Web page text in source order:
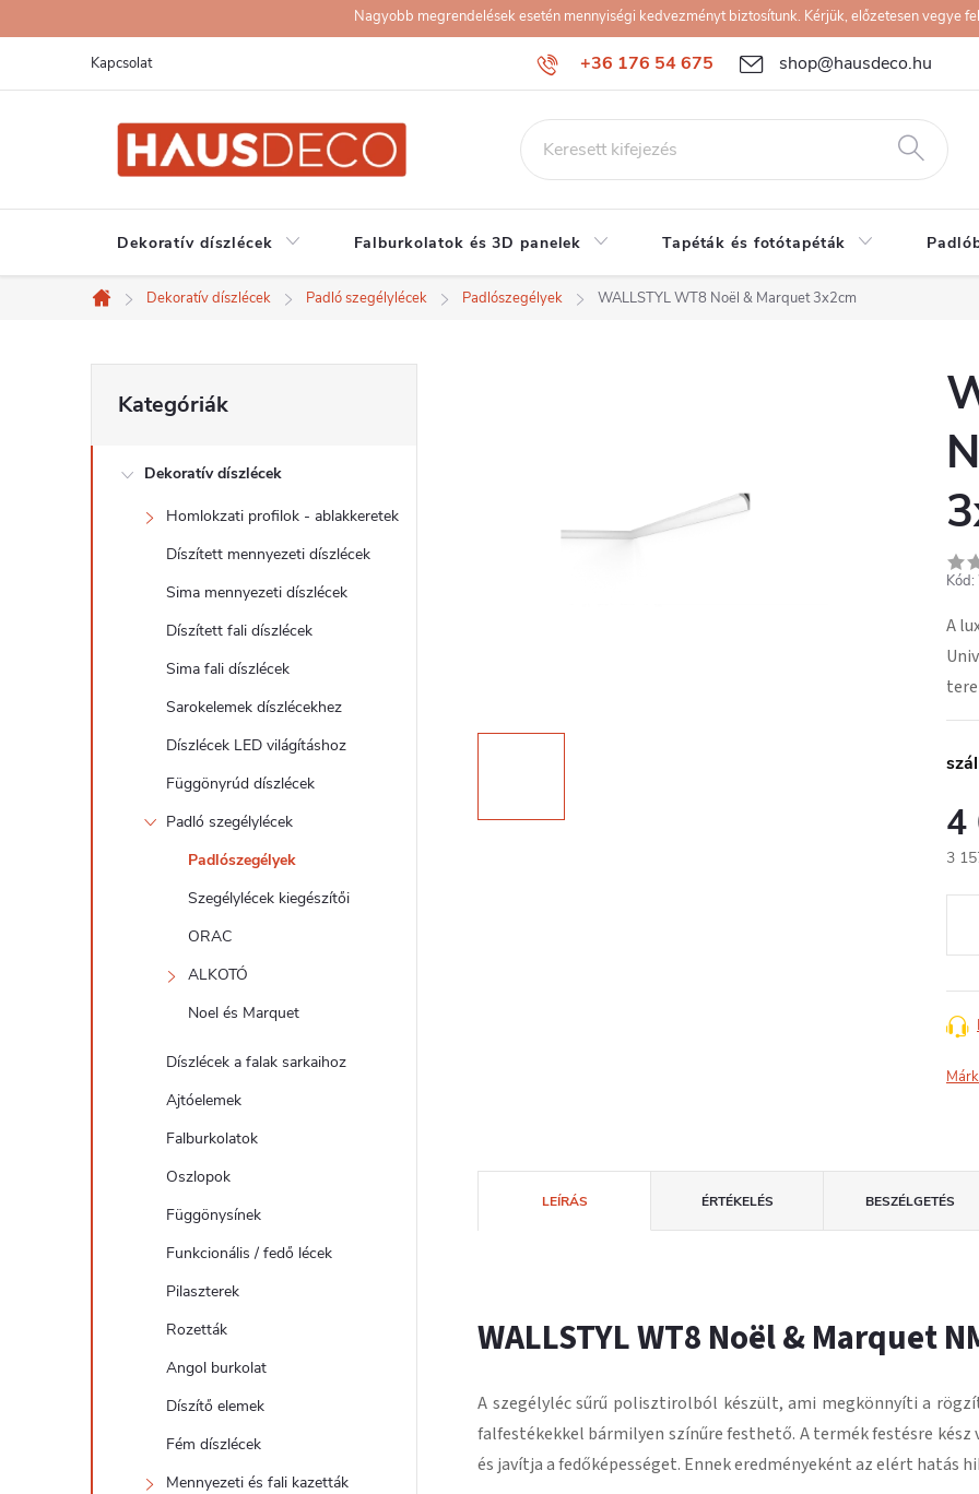
a
Nagyobb megrendelések esetén mennyiségi kedvezményt biztosítunk. Kérjük, előzetesen vegye
+36 176 54 675 shop@hausdeco.hu
Kapcsolat
Dekoratív díszlécek Falburkolatok és 3D panelek Tapéták és fotótapéták
Kezdőlap
Dekoratív díszlécek Padló szegélylécek Padlószegélyek WALLSTYL WT8 Noël & Marquet 3x2cm
O
l
átugrása
Kategóriák
Dekoratív díszlécek
Homlokzati profilok - ablakkeretek
Díszített mennyezeti díszlécek
Sima mennyezeti díszlécek
Díszített fali díszlécek
Sima fali díszlécek
Sarokelemek díszlécekhez
Díszlécek LED világításhoz
Függönyrúd díszlécek
Padló szegélylécek
Padlószegélyek
Szegélylécek kiegészítői
ORAC
ALKOTÓ
Noel és Marquet
Díszlécek a falak sarkaihoz
Ajtóelemek
Falburkolatok
Oszlopok
Függönysínek
Funkcionális / fedő lécek
Pilaszterek
Rozetták
Angol burkolat
Díszítő elemek
Fém díszlécek
Mennyezeti és fali kazetták
Kód:
A
4
3
LEÍRÁS ÉRTÉKELÉS BESZÉLGETÉS
WALLSTYL WT8 Noël & Marquet
A szegélylécsűrű polisztirolból készült, ami megkönnyíti a
falfestékekkel bármilyen színűre festhető. A termék festésre
és javítja a fedőképességet. Ennek eredményeként az elért hatás